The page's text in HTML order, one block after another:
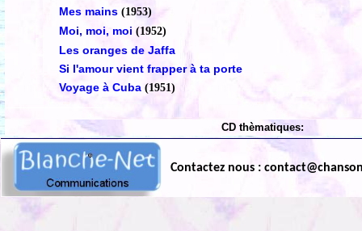
Mes mains (1953)
Moi, moi, moi (1952)
Les oranges de Jaffa
Si l'amour vient frapper à ta porte
Voyage à Cuba (1951)
CD thèmatiques:
Contactez nous :